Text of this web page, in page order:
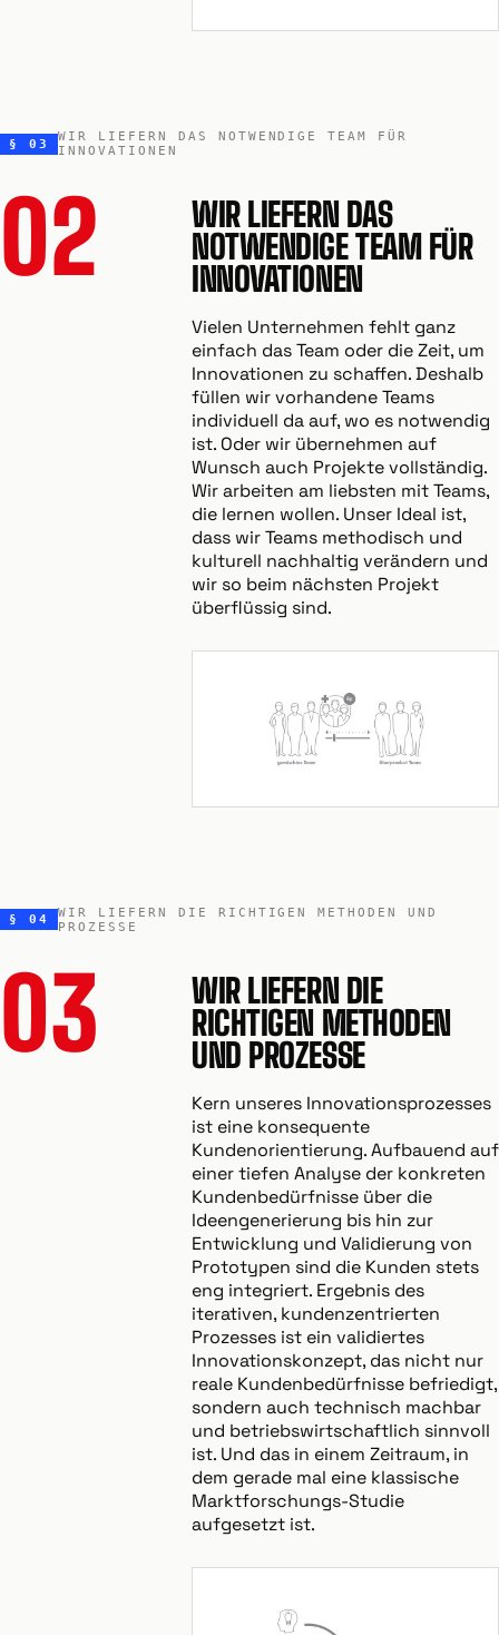
§ 03
WIR LIEFERN DAS NOTWENDIGE TEAM FÜR
INNOVATIONEN
02
WIR LIEFERN DAS
NOTWENDIGE TEAM FÜR
INNOVATIONEN
Vielen Unternehmen fehlt ganz
einfach das Team oder die Zeit, um
Innovationen zu schaffen. Deshalb
füllen wir vorhandene Teams
individuell da auf, wo es notwendig
ist. Oder wir übernehmen auf
Wunsch auch Projekte vollständig.
Wir arbeiten am liebsten mit Teams,
die lernen wollen. Unser Ideal ist,
dass wir Teams methodisch und
kulturell nachhaltig verändern und
wir so beim nächsten Projekt
überflüssig sind.
§ 04
WIR LIEFERN DIE RICHTIGEN METHODEN UND
PROZESSE
03
WIR LIEFERN DIE
RICHTIGEN METHODEN
UND PROZESSE
Kern unseres Innovationsprozesses
ist eine konsequente
Kundenorientierung. Aufbauend auf
einer tiefen Analyse der konkreten
Kundenbedürfnisse über die
Ideengenerierung bis hin zur
Entwicklung und Validierung von
Prototypen sind die Kunden stets
eng integriert. Ergebnis des
iterativen, kundenzentrierten
Prozesses ist ein validiertes
Innovationskonzept, das nicht nur
reale Kundenbedürfnisse befriedigt,
sondern auch technisch machbar
und betriebswirtschaftlich sinnvoll
ist. Und das in einem Zeitraum, in
dem gerade mal eine klassische
Marktforschungs-Studie
aufgesetzt ist.